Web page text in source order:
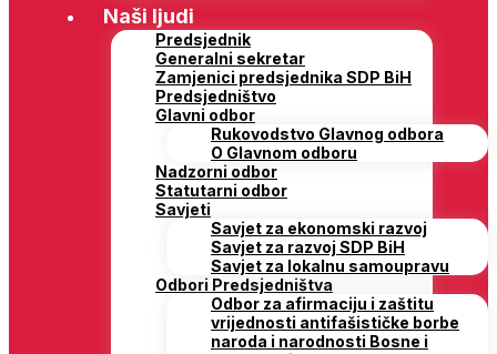
Naši ljudi
Predsjednik
Generalni sekretar
Zamjenici predsjednika SDP BiH
Predsjedništvo
Glavni odbor
Rukovodstvo Glavnog odbora
O Glavnom odboru
Nadzorni odbor
Statutarni odbor
Savjeti
Savjet za ekonomski razvoj
Savjet za razvoj SDP BiH
Savjet za lokalnu samoupravu
Odbori Predsjedništva
Odbor za afirmaciju i zaštitu
vrijednosti antifašističke borbe
naroda i narodnosti Bosne i